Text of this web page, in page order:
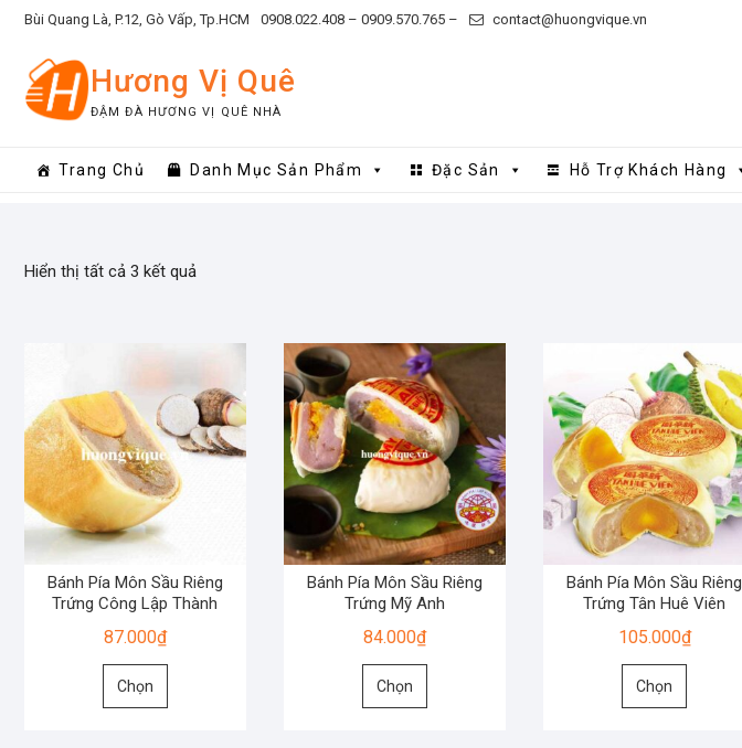
Skip
content
Bùi Quang Là, P.12, Gò Vấp, Tp.HCM 0908.022.408 – 0909.570.765 – contact@huongvique.vn
Hương Vị Quê
ĐẬM ĐÀ HƯƠNG VỊ QUÊ NHÀ
Trang Chủ Danh Mục Sản Phẩm Đặc Sản Hỗ Trợ Khách Hàng
Hiển thị tất cả 3 kết quả
Bánh Pía Môn Sầu Riêng
Trứng Công Lập Thành
87.000₫
Chọn
Sản
Bánh Pía Môn Sầu Riêng
Trứng Mỹ Anh
84.000₫
Chọn
Sản
Bánh Pía Môn Sầu Riêng
Trứng Tân Huê Viên
105.000₫
Chọn
Sản